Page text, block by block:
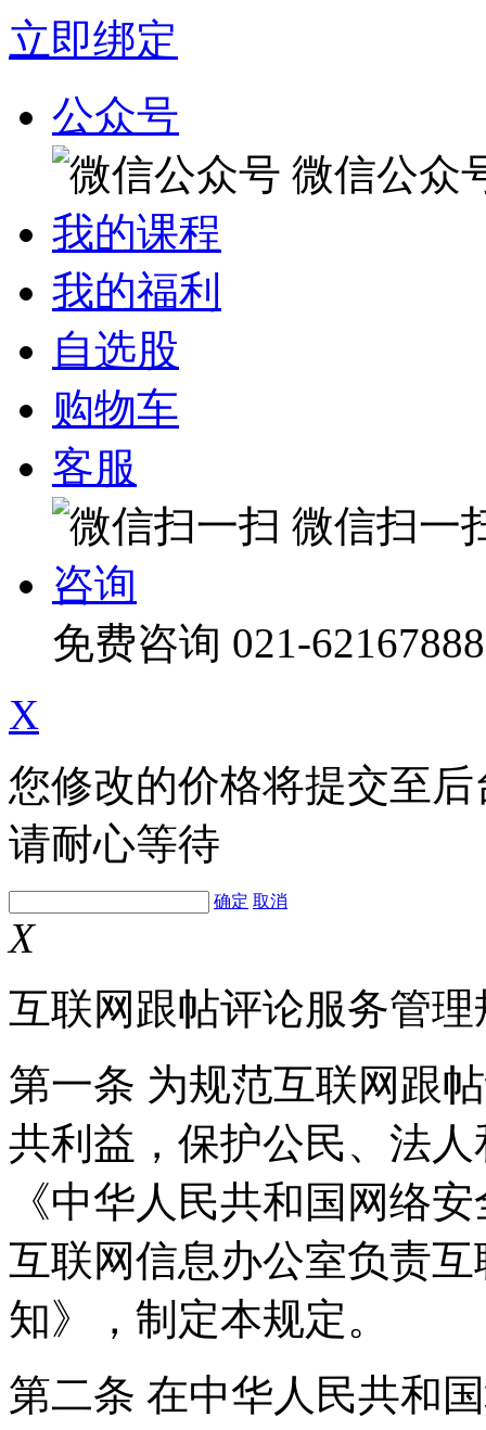
立即绑定
公众号
微信公众
我的课程
我的福利
自选股
购物车
客服
微信扫一
咨询
免费咨询 021-62167888
X
您修改的价格将提交至
请耐心等待
确定 取消
X
互联网跟帖评论服务管理
第一条 为规范互联网跟
共利益，保护公民、法
《中华人民共和国网络
互联网信息办公室负责
知》，制定本规定。
第二条 在中华人民共和